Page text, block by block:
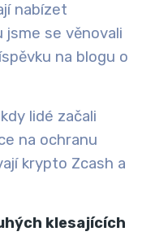
nabízet
se věnovali
na blogu o
lidé začali
na ochranu
krypto Zcash a
klesajících